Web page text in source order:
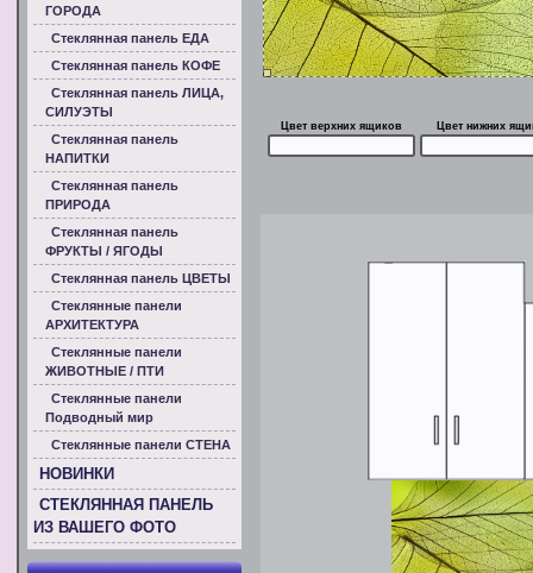
Цвет верхних ящиков Цвет нижних
ГОРОДА
Стеклянная панель ЕДА
Стеклянная панель КОФЕ
Стеклянная панель ЛИЦА,
СИЛУЭТЫ
Стеклянная панель
НАПИТКИ
Стеклянная панель
ПРИРОДА
Стеклянная панель
ФРУКТЫ / ЯГОДЫ
Стеклянная панель ЦВЕТЫ
Стеклянные панели
АРХИТЕКТУРА
Стеклянные панели
ЖИВОТНЫЕ / ПТИ
Стеклянные панели
Подводный мир
Стеклянные панели СТЕНА
НОВИНКИ
СТЕКЛЯННАЯ ПАНЕЛЬ
ИЗ ВАШЕГО ФОТО